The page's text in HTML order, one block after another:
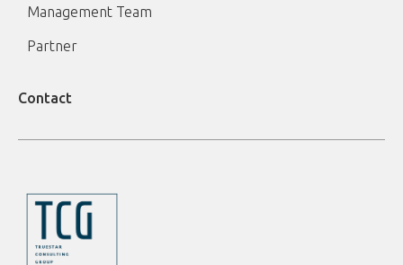
Management Team
Partner
Contact